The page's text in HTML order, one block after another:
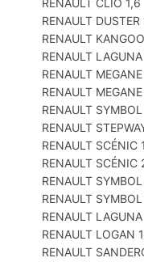
RENAULT CLIO 1,6
RENAULT DUSTER
RENAULT
RENAULT
RENAULT
RENAULT
RENAULT
RENAULT
RENAULT SCÉNIC
RENAULT SCÉNIC
RENAULT
RENAULT
RENAULT
RENAULT LOGAN
RENAULT